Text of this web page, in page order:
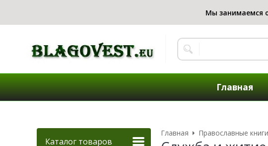
Главная
Каталог товаров
Главная Православные книги